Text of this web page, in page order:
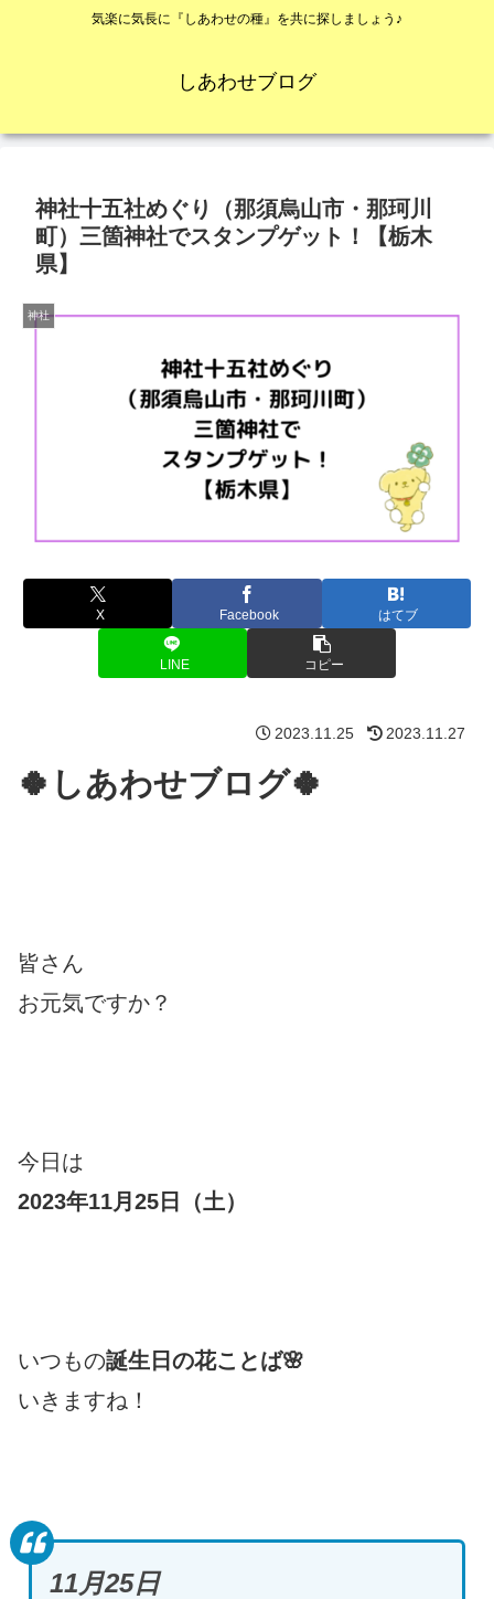
気楽に気長に『しあわせの種』を共に探しましょう♪
しあわせブログ
神社十五社めぐり（那須烏山市・那珂川
町）三箇神社でスタンプゲット！【栃木
県】
神社
X Facebook はてブ
LINE コピー
2023.11.25 2023.11.27
🍀しあわせブログ🍀
皆さん
お元気ですか？
今日は
2023年11月25日（土）
いつもの誕生日の花ことば🌸
いきますね！
11月25日